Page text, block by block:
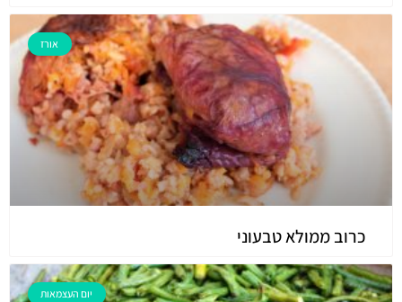
אורז
כרוב ממולא טבעוני
יום העצמאות